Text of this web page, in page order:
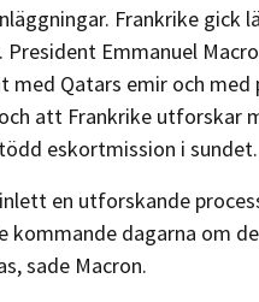
Frankrike gick
President Emmanuel
med Qatars emir och med
att Frankrike utforskar
eskortmission i sundet.
en utforskande
kommande dagarna om
sade Macron.